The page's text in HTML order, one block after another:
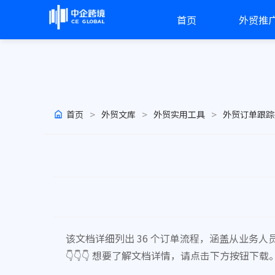
首页 外贸推
首页 > 外贸文库 > 外贸实用工具 > 外贸订单跟
该文档详细列出 36 个订单流程，涵盖从业务
👇👇👇 想要了解文档详情，请点击下方按钮下载